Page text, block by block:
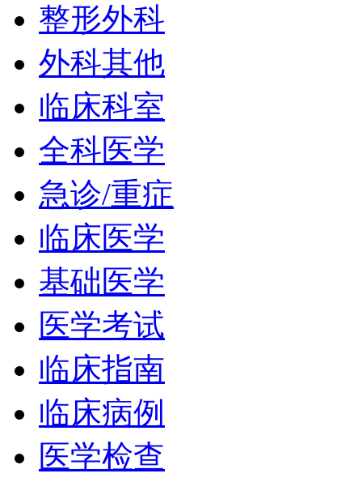
整形外科
外科其他
临床科室
全科医学
急诊/重症
临床医学
基础医学
医学考试
临床指南
临床病例
医学检查